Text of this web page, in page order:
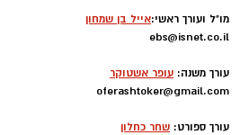
מו"ל ועורך ראשי:אייל בן שמחון
ebs@isnet.co.il
עורך משנה: עופר אשטוקר
oferashtoker@gmail.com
עורך ספורט: שחר כחלון